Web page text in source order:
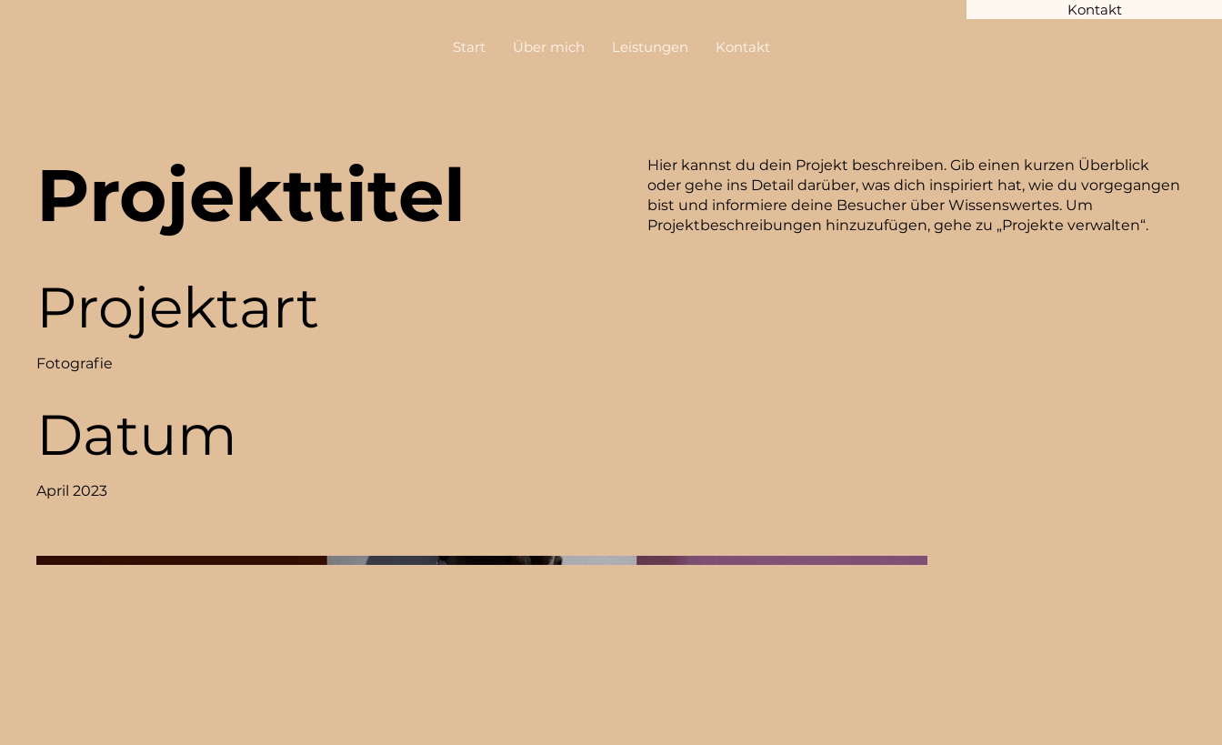
Start Über mich Leistungen Kontakt
Kontakt
Projekttitel
Projektart
Fotografie
Datum
April 2023
Hier kannst du dein Projekt beschreiben. Gib einen kurzen Überblick
oder gehe ins Detail darüber, was dich inspiriert hat, wie du vorgegangen
bist und informiere deine Besucher über Wissenswertes. Um
Projektbeschreibungen hinzuzufügen, gehe zu „Projekte verwalten“.